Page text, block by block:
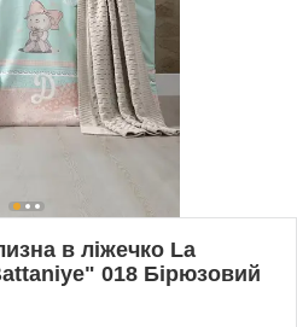
в ліжечко La
018 Бірюзовий